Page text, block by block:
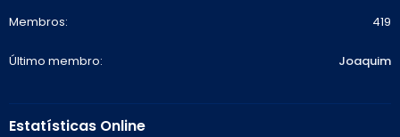
Membros 419
Último membro Joaquim
Estatísticas Online